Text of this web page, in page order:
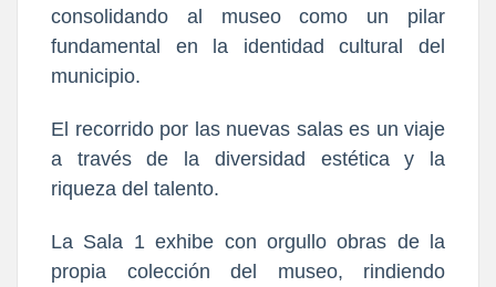
consolidando al museo como un pilar
fundamental en la identidad cultural del
municipio.
El recorrido por las nuevas salas es un viaje
a través de la diversidad estética y la
riqueza del talento.
La Sala 1 exhibe con orgullo obras de la
propia colección del museo, rindiendo